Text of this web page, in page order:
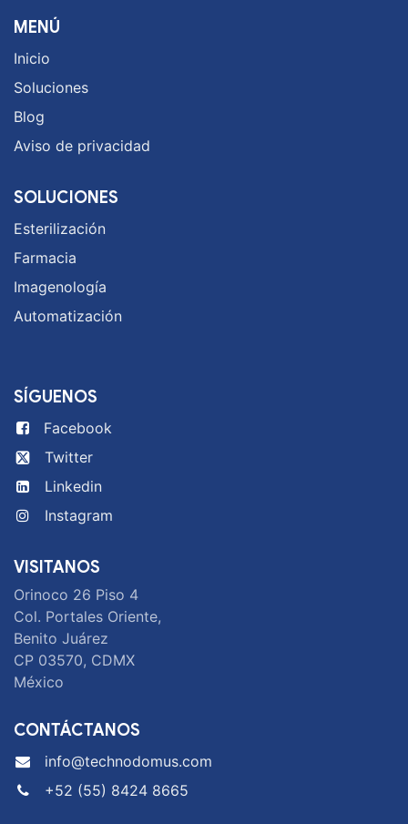
MENÚ
Inicio
Soluciones
Blog
Aviso de privacidad
SOLUCIONES
Esterilización
Farmacia
Imagenología
Automatización
SÍGUENOS
Facebook
Twitter
Linkedin
Instagram
VISITANOS
Orinoco 26 Piso 4
Col. Portales Oriente,
Benito Juárez
CP 03570, CDMX
México
CONTÁCTANOS
info@technodomus.com
+52 (55) 8424 8665